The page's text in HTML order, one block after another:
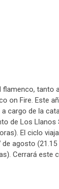
flamenco, tanto
on Fire. Este
cargo de la
de Los Llanos
El ciclo
de agosto
Cerrará este